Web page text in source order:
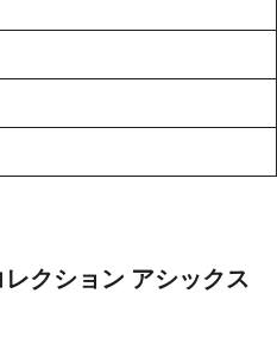
クション アシックス